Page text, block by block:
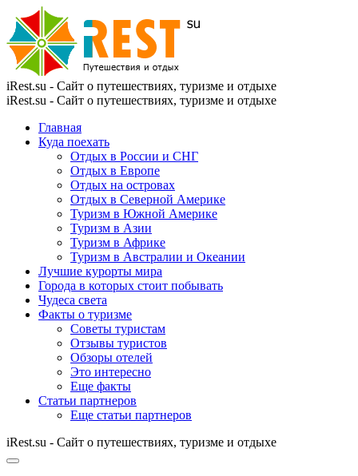
iRest.su - Сайт о путешествиях, туризме и отдыхе
iRest.su - Сайт о путешествиях, туризме и отдыхе
Главная
Куда поехать
Отдых в России и СНГ
Отдых в Европе
Отдых на островах
Отдых в Северной Америке
Туризм в Южной Америке
Туризм в Азии
Туризм в Африке
Туризм в Австралии и Океании
Лучшие курорты мира
Города в которых стоит побывать
Чудеса света
Факты о туризме
Советы туристам
Отзывы туристов
Обзоры отелей
Это интересно
Еще факты
Статьи партнеров
Еще статьи партнеров
iRest.su - Сайт о путешествиях, туризме и отдыхе